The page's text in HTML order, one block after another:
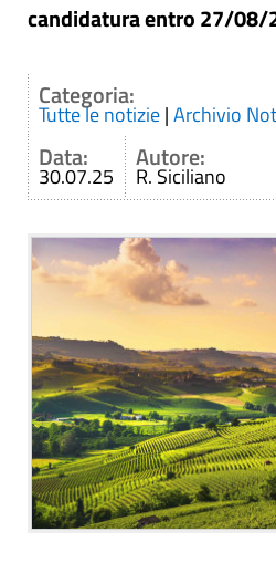
candidatura entro 27/08/
Categoria:
Tutte le notizie|Archivio
Data:
30.07.25
Autore:
R. Siciliano